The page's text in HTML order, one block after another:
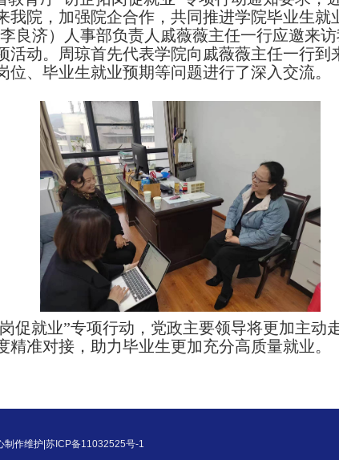
我院，加强院企合作，共同推进学院毕业生就
良济）人事部负责人戚薇薇主任一行应邀来访
活动。 周琼首先代表学院向 戚薇薇主任一行到
位、毕业生就业预期等问题进行了深入交流。
促就业”专项行动， 党政主要领导将更加主动
精准对接， 助力毕业生更加充分高质量就业。
作维护| 苏ICP备11032525号-1